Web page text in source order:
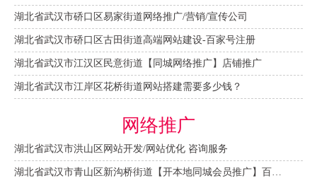
湖北省武汉市硚口区易家街道网络推广/营销/宣传公司
湖北省武汉市硚口区古田街道高端网站建设-百家号注册
湖北省武汉市江汉区民意街道【同城网络推广】店铺推广
湖北省武汉市江岸区花桥街道网站搭建需要多少钱？
网络推广
湖北省武汉市洪山区网站开发/网站优化 咨询服务